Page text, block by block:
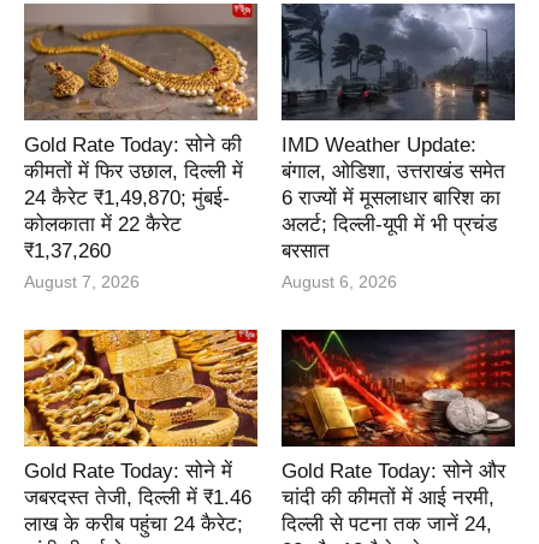
Gold Rate Today: सोने की
कीमतों में फिर उछाल, दिल्ली में
24 कैरेट ₹1,49,870; मुंबई-
कोलकाता में 22 कैरेट
₹1,37,260
August 7, 2026
IMD Weather Update:
बंगाल, ओडिशा, उत्तराखंड समेत
6 राज्यों में मूसलाधार बारिश का
अलर्ट; दिल्ली-यूपी में भी प्रचंड
बरसात
August 6, 2026
Gold Rate Today: सोने में
जबरदस्त तेजी, दिल्ली में ₹1.46
लाख के करीब पहुंचा 24 कैरेट;
Gold Rate Today: सोने और
चांदी की कीमतों में आई नरमी,
दिल्ली से पटना तक जानें 24,